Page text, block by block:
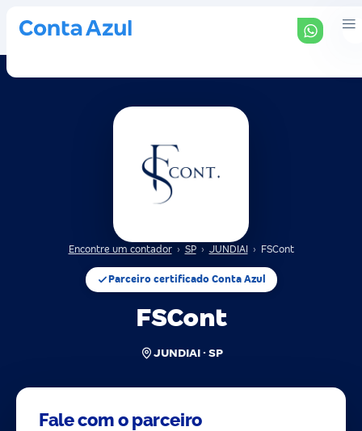
Encontre um contador › SP › JUNDIAI › FSCont
Parceiro certificado Conta Azul
FSCont
JUNDIAI · SP
Fale com o parceiro